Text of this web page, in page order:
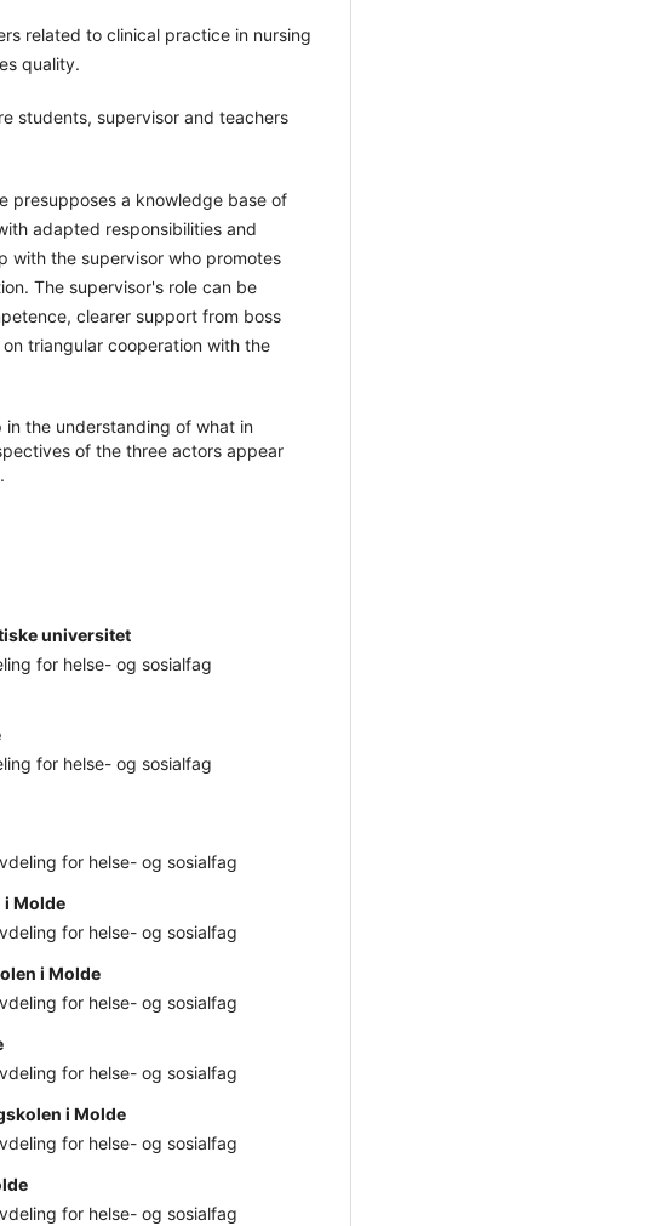
related to clinical practice in nursing
quality.
students, supervisor and teachers
presupposes a knowledge base of
adapted responsibilities and
with the supervisor who promotes
The supervisor's role can be
clearer support from boss
triangular cooperation with the
in the understanding of what in
of the three actors appear
universitet
for helse- og sosialfag
for helse- og sosialfag
for helse- og sosialfag
i Molde
for helse- og sosialfag
i Molde
for helse- og sosialfag
for helse- og sosialfag
i Molde
for helse- og sosialfag
for helse- og sosialfag